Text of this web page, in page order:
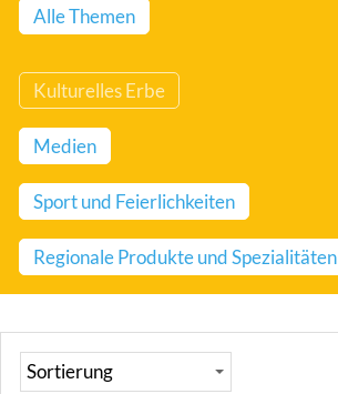
Alle Themen
Kulturelles Erbe
Medien
Sport und Feierlichkeiten
Regionale Produkte und Spezialitäten